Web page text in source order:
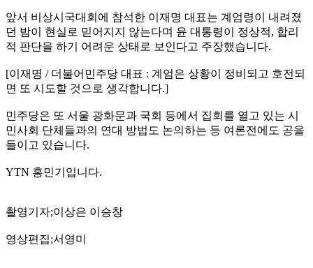
앞서 비상시국대회에 참석한 이재명 대표는 계엄령이 내려졌
던 밤이 현실로 믿어지지 않는다며 윤 대통령이 정상적, 합리
적 판단을 하기 어려운 상태로 보인다고 주장했습니다.
[이재명 / 더불어민주당 대표 : 계엄은 상황이 정비되고 호전되
면 또 시도할 것으로 생각합니다.]
민주당은 또 서울 광화문과 국회 등에서 집회를 열고 있는 시
민사회 단체들과의 연대 방법도 논의하는 등 여론전에도 공을
들이고 있습니다.
YTN 홍민기입니다.
촬영기자;이상은 이승창
영상편집;서영미